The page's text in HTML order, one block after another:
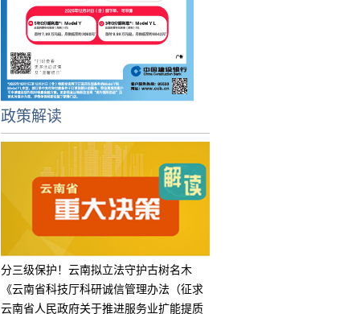
政策解读
分三级保护！云南拟立法守护古树名木
《云南省科技厅科研诚信管理办法（征求
意见
云南省人民政府关于推进服务业扩能提质